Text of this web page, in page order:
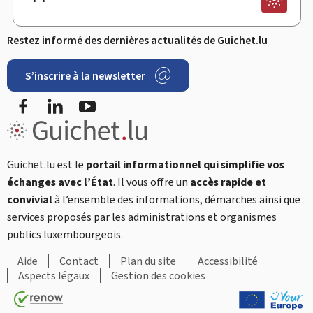
Restez informé des dernières actualités de Guichet.lu
S’inscrire à la newsletter
FacebookLinkedIn
Guichet.lu est le portail informationnel qui simplifie vos
échanges avec l’État. Il vous offre un accès rapide et
convivialà l’ensemble des informations, démarches ainsi que
services proposés par les administrations et organismes
publics luxembourgeois.
Aide
Contact Plan du site
Accessibilité
Aspects légaux
Gestion des cookies